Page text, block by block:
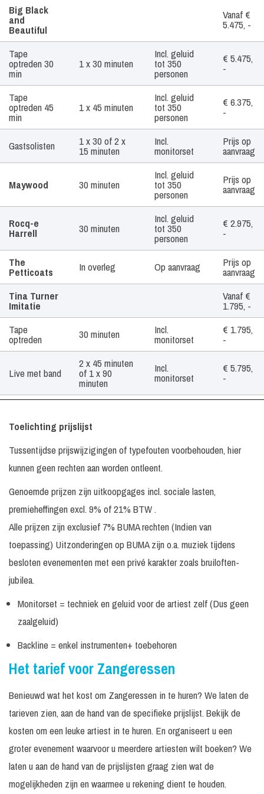
Artiest /
Boekingsvorm
Big Black
and
Beautiful
Vanaf €
5.475, -
Tape
optreden 30
min
1 x 30 minuten
Incl. geluid
tot 350
personen
€ 5.475,
-
Tape
optreden 45
min
1 x 45 minuten
Incl. geluid
tot 350
personen
€ 6.375,
-
Gastsolisten 1 x 30 of 2 x
15 minuten
Incl.
monitorset
Prijs op
aanvraag
Maywood 30 minuten
Incl. geluid
tot 350
personen
Prijs op
aanvraag
Rocq-e
Harrell 30 minuten
Incl. geluid
tot 350
personen
€ 2.975,
-
The
Petticoats In overleg Op aanvraag Prijs op
aanvraag
Tina Turner
Imitatie
Vanaf €
1.795, -
Tape
optreden 30 minuten Incl.
monitorset
€ 1.795,
-
Live met band
2 x 45 minuten
of 1 x 90
minuten
Incl.
monitorset
€ 5.795,
-
Toelichting prijslijst
Tussentijdse prijswijzigingen of typefouten voorbehouden, hier
kunnen geen rechten aan worden ontleent.
Genoemde prijzen zijn uitkoopgages incl. sociale lasten,
premieheffingen excl. 9% of 21% BTW .
Alle prijzen zijn exclusief 7% BUMA rechten (Indien van
toepassing) Uitzonderingen op BUMA zijn o.a. muziek tijdens
besloten evenementen met een privé karakter zoals bruiloften-
jubilea.
Monitorset = techniek en geluid voor de artiest zelf (Dus geen
zaalgeluid)
Backline = enkel instrumenten+ toebehoren
Het tarief voor Zangeressen
Benieuwd wat het kost om Zangeressen in te huren? We laten de
tarieven zien, aan de hand van de specifieke prijslijst. Bekijk de
kosten om een leuke artiest in te huren. En organiseert u een
groter evenement waarvoor u meerdere artiesten wilt boeken? We
laten u aan de hand van de prijslijsten graag zien wat de
mogelijkheden zijn en waarmee u rekening dient te houden.